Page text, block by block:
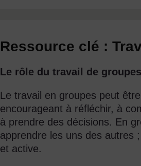
Ressource clé :
Le rôle du travail de groupes
Le travail en groupes peut
encourageant à réfléchir, à
à prendre des décisions. En
apprendre les uns des autres
et active.